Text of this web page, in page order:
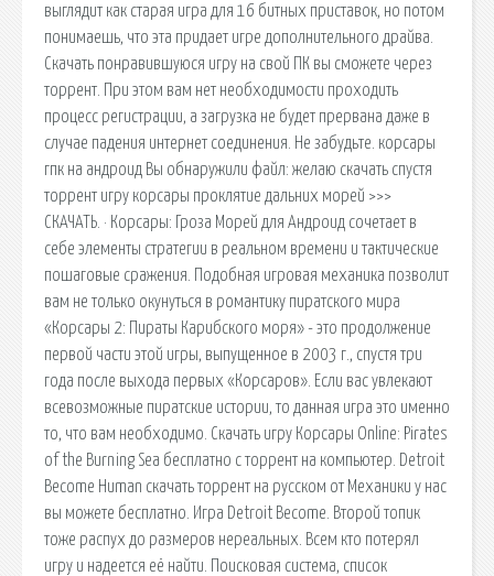
выглядит как старая игра для 16 битных приставок, но потом
понимаешь, что эта придает игре дополнительного драйва.
Скачать понравившуюся игру на свой ПК вы сможете через
торрент. При этом вам нет необходимости проходить
процесс регистрации, а загрузка не будет прервана даже в
случае падения интернет соединения. Не забудьте. корсары
гпк на андроид Вы обнаружили файл: желаю скачать спустя
торрент игру корсары проклятие дальних морей >>>
СКАЧАТЬ. · Корсары: Гроза Морей для Андроид сочетает в
себе элементы стратегии в реальном времени и тактические
пошаговые сражения. Подобная игровая механика позволит
вам не только окунуться в романтику пиратского мира
«Корсары 2: Пираты Карибского моря» - это продолжение
первой части этой игры, выпущенное в 2003 г., спустя три
года после выхода первых «Корсаров». Если вас увлекают
всевозможные пиратские истории, то данная игра это именно
то, что вам необходимо. Скачать игру Корсары Online: Pirates
of the Burning Sea бесплатно c торрент на компьютер. Detroit
Become Human скачать торрент на русском от Механики у нас
вы можете бесплатно. Игра Detroit Become. Второй топик
тоже распух до размеров нереальных. Всем кто потерял
игру и надеется её найти. Поисковая сиcтема, список